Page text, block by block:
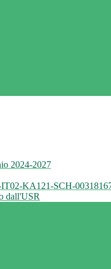
2024-2027
IT02-KA121-SCH-
dall'USR